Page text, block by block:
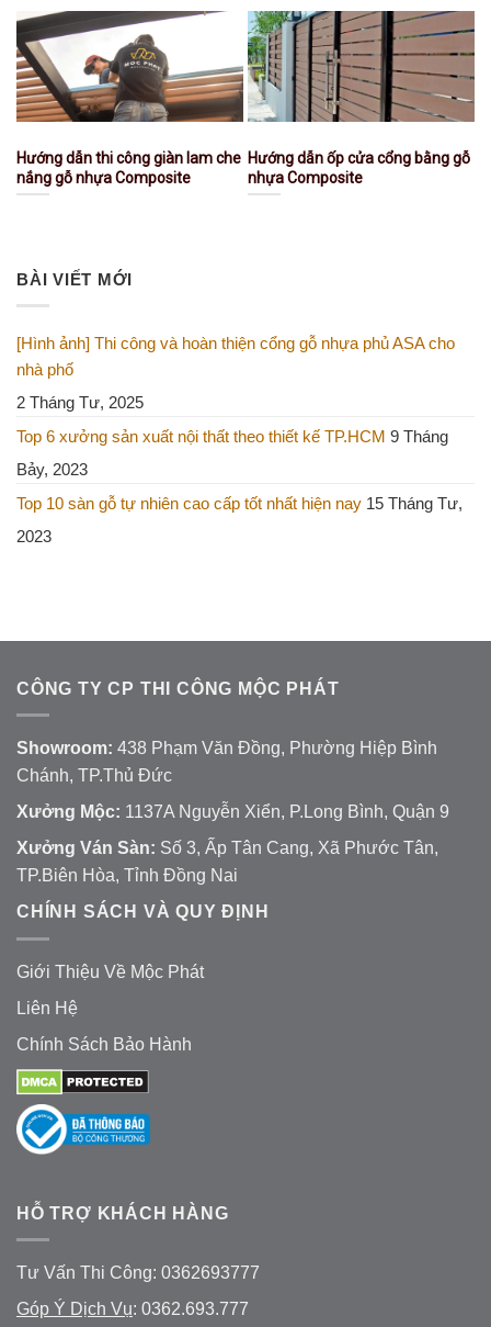
Hướng dẫn thi công giàn lam che
nắng gỗ nhựa Composite
Hướng dẫn ốp cửa cổng bằng gỗ
nhựa Composite
BÀI VIẾT MỚI
[Hình ảnh] Thi công và hoàn thiện cổng gỗ nhựa phủ ASA cho
nhà phố
2 Tháng Tư, 2025
Top 6 xưởng sản xuất nội thất theo thiết kế TP.HCM 9 Tháng
Bảy, 2023
Top 10 sàn gỗ tự nhiên cao cấp tốt nhất hiện nay 15 Tháng Tư,
2023
CÔNG TY CP THI CÔNG MỘC PHÁT
Showroom: 438 Phạm Văn Đồng, Phường Hiệp Bình
Chánh, TP.Thủ Đức
Xưởng Mộc: 1137A Nguyễn Xiển, P.Long Bình, Quận 9
Xưởng Ván Sàn: Số 3, Ấp Tân Cang, Xã Phước Tân,
TP.Biên Hòa, Tỉnh Đồng Nai
CHÍNH SÁCH VÀ QUY ĐỊNH
Giới Thiệu Về Mộc Phát
Liên Hệ
Chính Sách Bảo Hành
HỖ TRỢ KHÁCH HÀNG
Tư Vấn Thi Công: 0362693777
Góp Ý Dịch Vụ: 0362.693.777